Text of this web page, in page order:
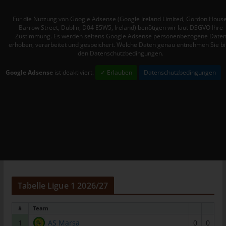
Für die Nutzung von Google Adsense (Google Ireland Limited, Gordon
Barrow Street, Dublin, D04 E5W5, Ireland) benötigen wir laut DSGVO Ihre
Zustimmung. Es werden seitens Google Adsense personenbezogene Daten
erhoben, verarbeitet und gespeichert. Welche Daten genau entnehmen Sie
den Datenschutzbedingungen.
Google Adsense ist deaktiviert. ✓ Erlauben Datenschutzbedingungen
Tabelle Ligue 1 2026/27
# Team
1 AS Marsa 0
0
h) Auftragsverarbeiter
Auftragsverarbeiter ist eine natürliche oder juristische Person,
Behörde, Einrichtung oder andere Stelle, die personenbezogene
Daten im Auftrag des Verantwortlichen verarbeitet.
i) Empfänger
möglicherweise personenbezogene Daten erhalten, gelten
j) Dritter